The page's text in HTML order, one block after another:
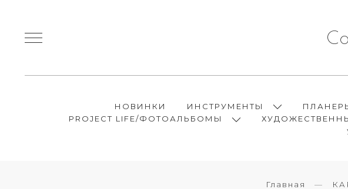
НОВИНКИ ИНСТРУМЕНТЫ
PROJECT LIFE/ФОТОАЛЬБОМЫ
Главная